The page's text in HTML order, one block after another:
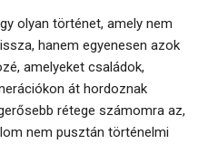
olyan történet, amely nem
hanem egyenesen azok
amelyeket családok,
át hordoznak
rétege számomra az,
nem pusztán történelmi